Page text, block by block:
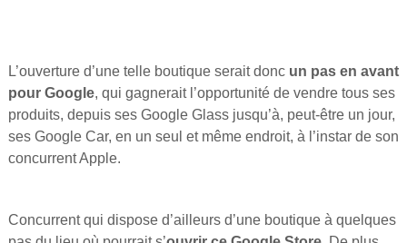
L’ouverture d’une telle boutique serait doncun pas en avant
pour Google, qui gagnerait l’opportunité de vendre tous ses
produits, depuis ses Google Glass jusqu’à, peut-être un jour,
ses Google Car, en un seul et même endroit, à l’instar de son
concurrent Apple.
Concurrent qui dispose d’ailleurs d’une boutique à quelques